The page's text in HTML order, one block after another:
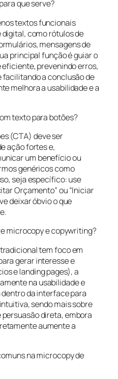
que serve?
textos funcionais
como rótulos de
mensagens de
principal função é guiar o
prevenindo erros,
facilitando a conclusão de
melhora a usabilidade e a
texto para botões?
(CTA) deve ser
ação fortes e,
um benefício ou
genéricos como
seja específico: use
Orçamento” ou “Iniciar
deixar óbvio o que
microcopy e copywriting?
tem foco em
gerar interesse e
e landing pages), a
na usabilidade e
da interface para
sendo mais sobre
direta, embora
aumente a
na microcopy de